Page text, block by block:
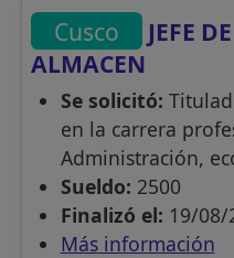
Cusco
JEFE
ALMACEN
Se solicitó:
en la carrera
Administración,
Sueldo: 2500
Finalizó el: 19/08/
Más información